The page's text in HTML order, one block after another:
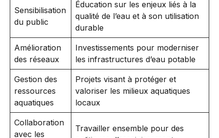
Sensibilisation
du public
Éducation sur les enjeux liés à la
qualité de l’eau et à son utilisation
durable
Amélioration
des réseaux
Investissements pour moderniser
les infrastructures d’eau potable
Gestion des
ressources
aquatiques
Projets visant à protéger et
valoriser les milieux aquatiques
locaux
Collaboration
avec les
Travailler ensemble pour des